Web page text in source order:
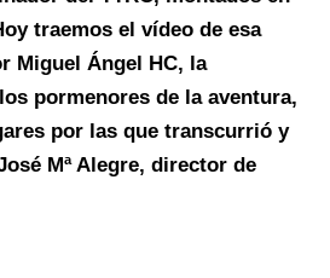
traemos el vídeo de esa
Miguel Ángel HC, la
pormenores de la aventura,
por las que transcurrió y
Mª Alegre, director de